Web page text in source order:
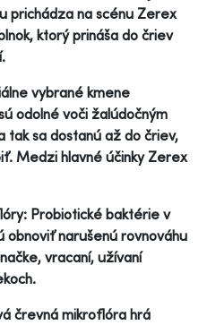
prichádza na scénu Zerex
ktorý prináša do čriev
vybrané kmene
odolné voči žalúdočným
tak sa dostanú až do čriev,
Medzi hlavné účinky Zerex
Probiotické baktérie v
obnoviť narušenú rovnováhu
vracaní, užívaní
črevná mikroflóra hrá